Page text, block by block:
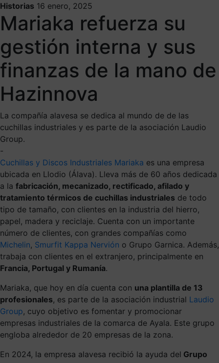
Historias 16 enero, 2025
Mariaka refuerza su
gestión interna y sus
finanzas de la mano de
Hazinnova
La compañía alavesa se dedica al mundo de de las
cuchillas industriales y es parte de la asociación Laudio
Group.
-
Cuchillas y Discos Industriales Mariaka es una empresa
ubicada en Llodio (Álava). Lleva más de 60 años dedicada
a la fabricación, mecanizado, rectificado, afilado y
tratamiento térmicos de cuchillas industriales de todo
tipo de tamaño, con clientes en la industria del hierro,
papel, madera y reciclaje. Cuenta con un importante
número de clientes, con grandes compañías como
Michelin, Smurfit Kappa Nervión o Grupo Garnica. Además,
trabaja con clientes en el extranjero, principalmente en
Francia, Portugal y Rumanía.
Mariaka, que hoy en día cuenta con una plantilla de 13
profesionales, es parte de la asociación industrial Laudio
Group, cuyo objetivo es fomentar y promocionar
empresas industriales de la comarca de Ayala. Este grupo
engloba alrededor de 20 empresas de la zona.
En 2024, la empresa alavesa recibió la ayuda del Grupo